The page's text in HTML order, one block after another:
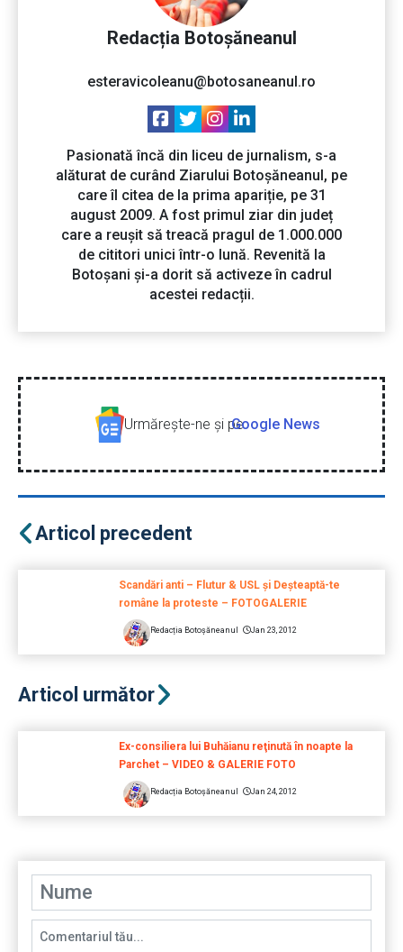
Redacția Botoșăneanul
esteravicoleanu@botosaneanul.ro
Pasionată încă din liceu de jurnalism, s-a
alăturat de curând Ziarului Botoșăneanul, pe
care îl citea de la prima apariție, pe 31
august 2009. A fost primul ziar din județ
care a reușit să treacă pragul de 1.000.000
de cititori unici într-o lună. Revenită la
Botoșani și-a dorit să activeze în cadrul
acestei redacții.
Urmăreşte-ne şi peGoogle News
Articol precedent
Scandări anti – Flutur & USL și Deșteaptă-te
române la proteste – FOTOGALERIE
Redacția Botoșăneanul Jan 23, 2012
Articol următor
Ex-consiliera lui Buhăianu reţinută în noapte la
Parchet – VIDEO & GALERIE FOTO
Redacția Botoșăneanul Jan 24, 2012